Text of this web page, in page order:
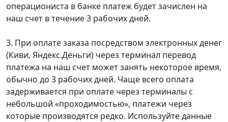
операциониста в банке платеж будет зачислен на
наш счет в течение 3 рабочих дней.
3. При оплате заказа посредством электронных денег
(Киви, Яндекс.Деньги) через терминал перевод
платежа на наш счет может занять некоторое время,
обычно до 3 рабочих дней. Чаще всего оплата
задерживается при оплате через терминалы с
небольшой «проходимостью», платежи через
которые производятся редко. Используйте данные